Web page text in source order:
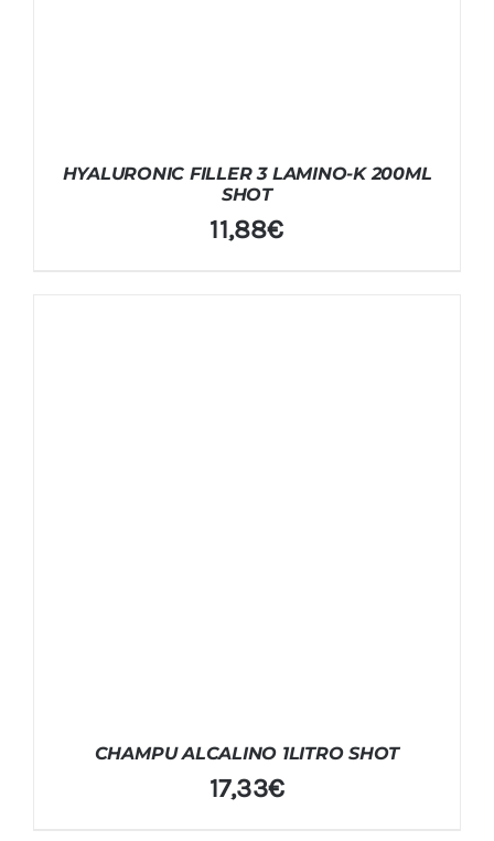
HYALURONIC FILLER 3 LAMINO-K 200ML
SHOT
11,88€
CHAMPU ALCALINO 1LITRO SHOT
17,33€